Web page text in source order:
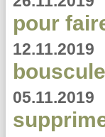
pour
12.11.2019
05.11.2019